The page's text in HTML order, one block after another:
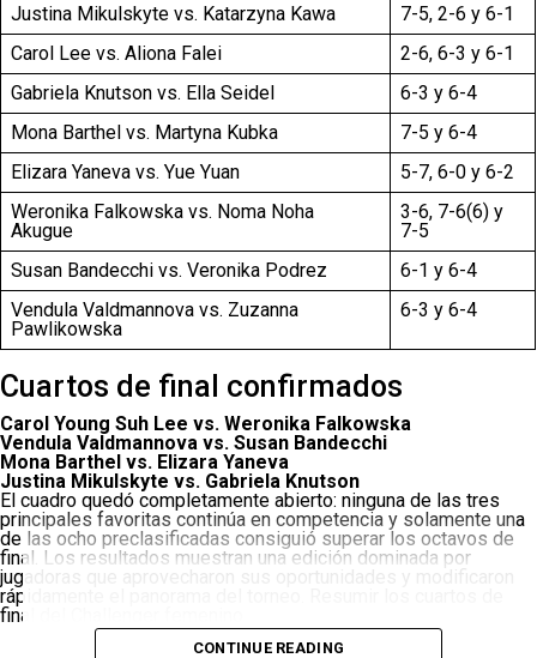
Justina Mikulskyte vs. Katarzyna Kawa
7-5, 2-6 y 6-1
Carol Lee vs. Aliona Falei
2-6, 6-3 y 6-1
Gabriela Knutson vs. Ella Seidel
6-3 y 6-4
Mona Barthel vs. Martyna Kubka
7-5 y 6-4
Elizara Yaneva vs. Yue Yuan
5-7, 6-0 y 6-2
Weronika Falkowska vs. Noma Noha
Akugue
3-6, 7-6(6) y
7-5
Susan Bandecchi vs. Veronika Podrez
6-1 y 6-4
Vendula Valdmannova vs. Zuzanna
Pawlikowska
6-3 y 6-4
Cuartos de final confirmados
Carol Young Suh Lee vs. Weronika Falkowska
Vendula Valdmannova vs. Susan Bandecchi
Mona Barthel vs. Elizara Yaneva
Justina Mikulskyte vs. Gabriela Knutson
El cuadro quedó completamente abierto: ninguna de las tres
principales favoritas continúa en competencia y solamente una
de las ocho preclasificadas consiguió superar los octavos de
final. Los resultados muestran una edición dominada por
jugadoras que aprovecharon sus oportunidades y modificaron
rápidamente el panorama del torneo. Resumir los cuartos de
final del Challenger femenino
CONTINUE READING